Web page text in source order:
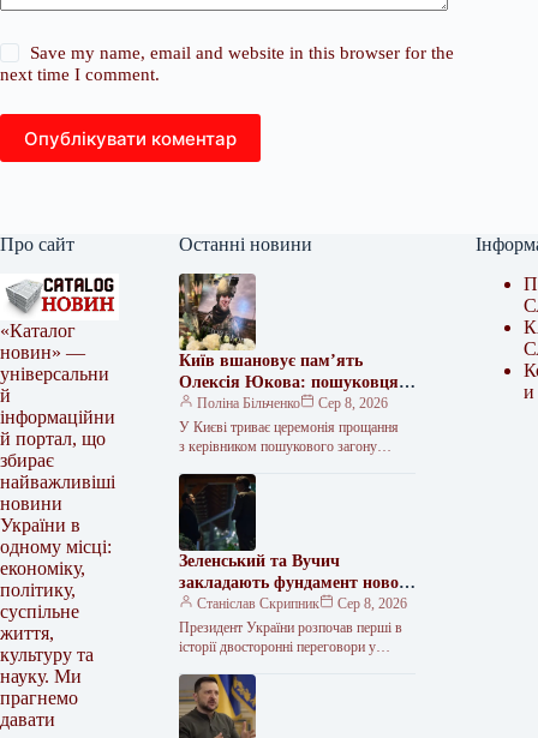
Save my name, email and website in this browser for the
next time I comment.
Опублікувати коментар
Про сайт
«Каталог
новин» —
універсальни
й
інформаційни
й портал, що
збирає
найважливіші
новини
України в
одному місці:
економіку,
політику,
суспільне
життя,
культуру та
науку. Ми
прагнемо
давати
Останні новини
Київ вшановує пам’ять
Олексія Юкова: пошуковця
загону «Плацдарм»
Поліна Більченко
Сер 8, 2026
У Києві триває церемонія прощання
з керівником пошукового загону
організація займалася пошуком
та евакуацією тіл загиблих військових і
Зеленський та Вучич
закладають фундамент нової
співпраці
Станіслав Скрипник
Сер 8, 2026
Президент України розпочав перші в
історії двосторонні переговори у
Зеленський 7 серпня прибув із
офіційним візитом…
и